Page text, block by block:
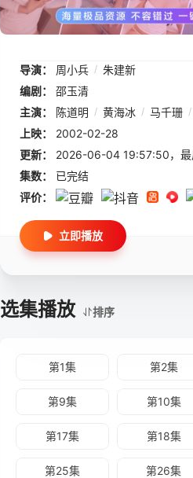
导演： 周小兵 / 朱建新
编剧：
邵玉清
主演：
陈道明 / 黄海冰 / 马千珊 /
上映：
2002-02-28
更新：
2026-06-04 19:57:50，最
集数：
已完结
评价：
立即播放
选集播放 排序
第1集 第2集
第9集 第10集
第17集 第18集
第25集 第26集